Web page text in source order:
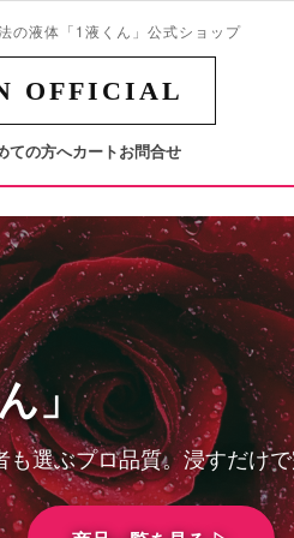
の液体「1液くん」公式ショップ
OFFICIAL
ての方へカートお問合せ
」
も選ぶプロ品質。浸すだけ